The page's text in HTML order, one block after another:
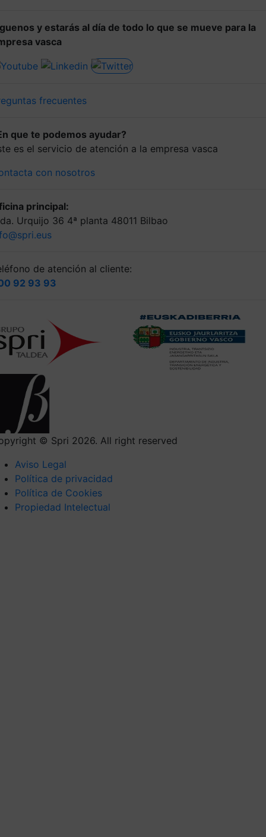
y estarás al día de todo lo que se mueve para la
vasca
frecuentes
que te podemos ayudar?
es el servicio de atención a la empresa vasca
con nosotros
principal:
Urquijo 36 4ª planta 48011 Bilbao
de atención al cliente:
92 93 93
© Spri 2026. All right reserved
Aviso Legal
Política de privacidad
Política de Cookies
Propiedad Intelectual